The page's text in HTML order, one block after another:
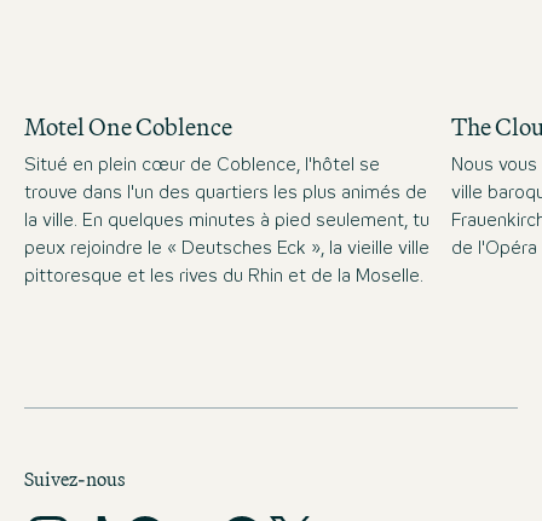
Motel One Coblence
Situé en plein cœur de Coblence, l'hôtel se
trouve dans l'un des quartiers les plus animés de
la ville. En quelques minutes à pied seulement, tu
peux rejoindre le « Deutsches Eck », la vieille ville
pittoresque et les rives du Rhin et de la Moselle.
The
Nous
ville
de l'Opéra
Suivez-nous